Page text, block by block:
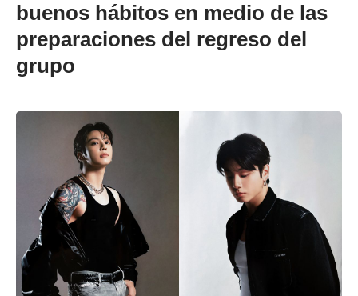
buenos hábitos en medio de las
preparaciones del regreso del
grupo